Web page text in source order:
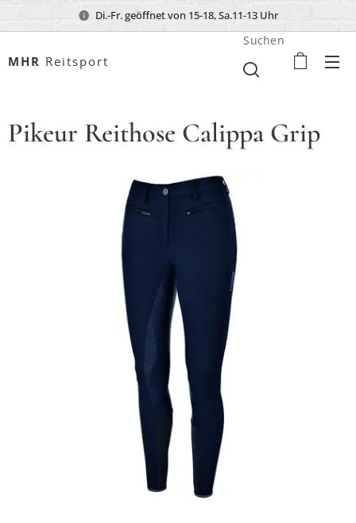
Di.-Fr. geöffnet von 15-18, Sa.11-13 Uhr
MHR Reitsport
Suchen
Pikeur Reithose Calippa Grip